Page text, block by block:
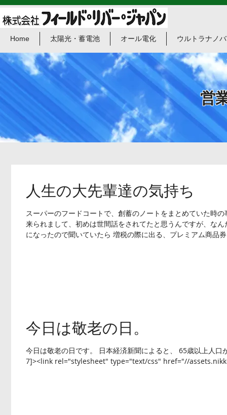
Home 太陽光・蓄電池 オール電化 ウルトラナノ
営
人生の大先輩達の気持ち
スーパーのフードコートで、創蓄のノートをまとめていた時
来られまして、初めは世間話をされてたと思うんですが、な
になったので聞いていたら 増税の際に出る、プレミアム商品
今日は敬老の日。
今日は敬老の日です。 日本経済新聞によると、 65歳以上人
7]><link rel="stylesheet" type="text/css" href="//